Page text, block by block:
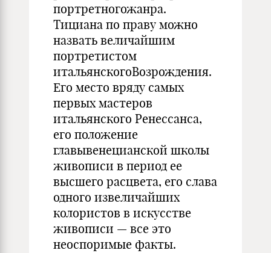
портретногожанра.
Тициана по праву можно
назвать величайшим
портретистом
итальянскогоВозрождения.
Его место вряду самых
первых мастеров
итальянского Ренессанса,
его положение
главывенецианской школы
живописи в период ее
высшего расцвета, его слава
одного извеличайших
колористов в искусстве
живописи — все это
неоспоримые факты.